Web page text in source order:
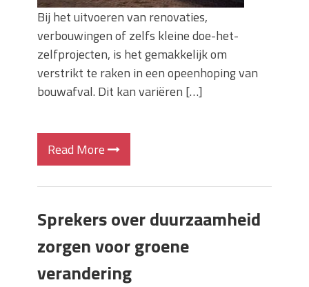
Bij het uitvoeren van renovaties,
verbouwingen of zelfs kleine doe-het-
zelfprojecten, is het gemakkelijk om
verstrikt te raken in een opeenhoping van
bouwafval. Dit kan variëren […]
Read More
Sprekers over duurzaamheid
zorgen voor groene
verandering